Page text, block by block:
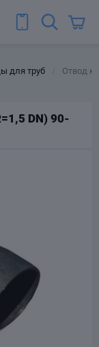
для труб Отвод
DN) 90-